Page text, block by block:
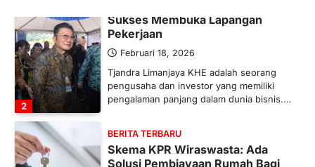
2
Sukses Membuka Lapangan
Pekerjaan
Februari 18, 2026
Tjandra Limanjaya KHE adalah seorang
pengusaha dan investor yang memiliki
pengalaman panjang dalam dunia bisnis.…
BERITA TERBARU
Skema KPR Wiraswasta: Ada
Solusi Pembiayaan Rumah Bagi